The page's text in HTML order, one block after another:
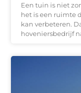
Een tuin is niet
het is een ruimte
kan verbeteren.
hoveniersbedrijf